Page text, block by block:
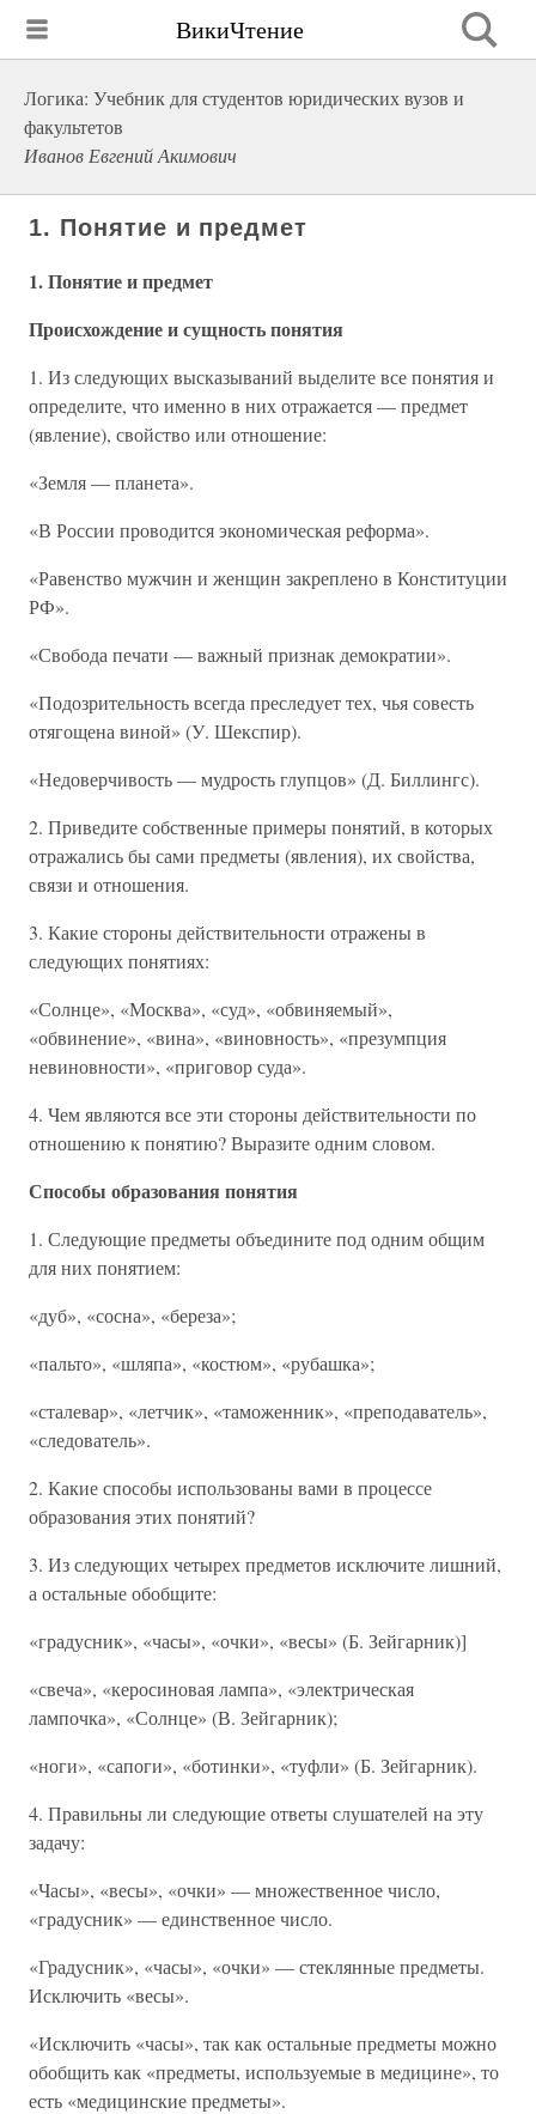
ВикиЧтение
Логика: Учебник для студентов юридических вузов и
факультетов
Иванов Евгений Акимович
1. Понятие и предмет
1. Понятие и предмет
Происхождение и сущность понятия
1. Из следующих высказываний выделите все понятия и
определите, что именно в них отражается — предмет
(явление), свойство или отношение:
«Земля — планета».
«В России проводится экономическая реформа».
«Равенство мужчин и женщин закреплено в Конституции
РФ».
«Свобода печати — важный признак демократии».
«Подозрительность всегда преследует тех, чья совесть
отягощена виной» (У. Шекспир).
«Недоверчивость — мудрость глупцов» (Д. Биллингс).
2. Приведите собственные примеры понятий, в которых
отражались бы сами предметы (явления), их свойства,
связи и отношения.
3. Какие стороны действительности отражены в
следующих понятиях:
«Солнце», «Москва», «суд», «обвиняемый»,
«обвинение», «вина», «виновность», «презумпция
невиновности», «приговор суда».
4. Чем являются все эти стороны действительности по
отношению к понятию? Выразите одним словом.
Способы образования понятия
1. Следующие предметы объедините под одним общим
для них понятием:
«дуб», «сосна», «береза»;
«пальто», «шляпа», «костюм», «рубашка»;
«сталевар», «летчик», «таможенник», «преподаватель»,
«следователь».
2. Какие способы использованы вами в процессе
образования этих понятий?
3. Из следующих четырех предметов исключите лишний,
а остальные обобщите:
«градусник», «часы», «очки», «весы» (Б. Зейгарник)]
«свеча», «керосиновая лампа», «электрическая
лампочка», «Солнце» (В. Зейгарник);
«ноги», «сапоги», «ботинки», «туфли» (Б. Зейгарник).
4. Правильны ли следующие ответы слушателей на эту
задачу:
«Часы», «весы», «очки» — множественное число,
«градусник» — единственное число.
«Градусник», «часы», «очки» — стеклянные предметы.
Исключить «весы».
«Исключить «часы», так как остальные предметы можно
обобщить как «предметы, используемые в медицине», то
есть «медицинские предметы».